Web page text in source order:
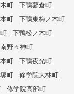
町
下鴨蓼倉町
町
下鴨東梅ノ木町
下鴨松ノ木町
野々神町
町
下鴨夜光町
町
修学院大林町
修学院高部町